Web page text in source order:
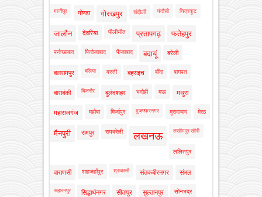
गाजीपुर गोण्डा गोरखपुर चंदौली चंदौसी चित्रकूट
जालौन देवरिया पीलीभीत प्रतापगढ़ फतेहपुर
फर्रुखाबाद फिरोजाबाद फैजाबाद बदायूं बरेली
बलरामपुर बलिया बस्ती बहराइच बाँदा बागपत
बाराबंकी बिजनौर बुलंदशहर भदोही मऊ मथुरा
महाराजगंज महोबा मिर्जापुर मुजफ्फरनगर मुरादाबाद मेरठ
मैनपुरी रामपुर रायबरेली लखनऊ लखीमपुर खीरी
ललितपुर
वाराणसी शाहजहाँपुर श्रावस्ती संतकबीरनगर संभल
सहारनपुर सिद्धार्थनगर सीतापुर सुल्तानपुर सोनभद्र